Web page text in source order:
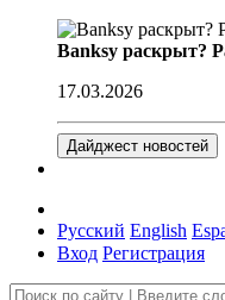
Banksy раскрыт?
17.03.2026
Дайджест новостей
Русский English
Вход Регистрация